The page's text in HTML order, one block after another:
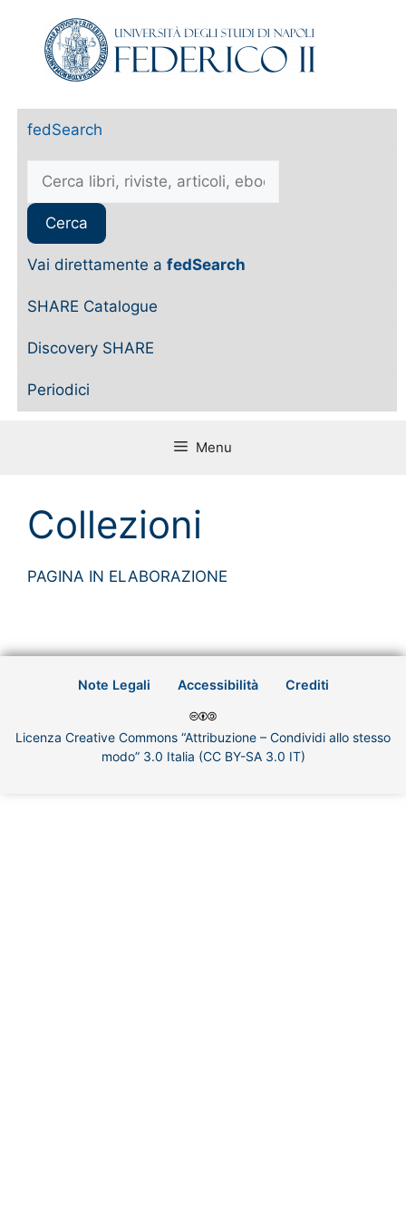
fedSearch
Vai direttamente a fedSearch
SHARE Catalogue
Discovery SHARE
Periodici
Menu
Collezioni
PAGINA IN ELABORAZIONE
Note Legali Accessibilità Crediti
Licenza Creative Commons “Attribuzione – Condividi allo stesso
modo” 3.0 Italia (CC BY-SA 3.0 IT)